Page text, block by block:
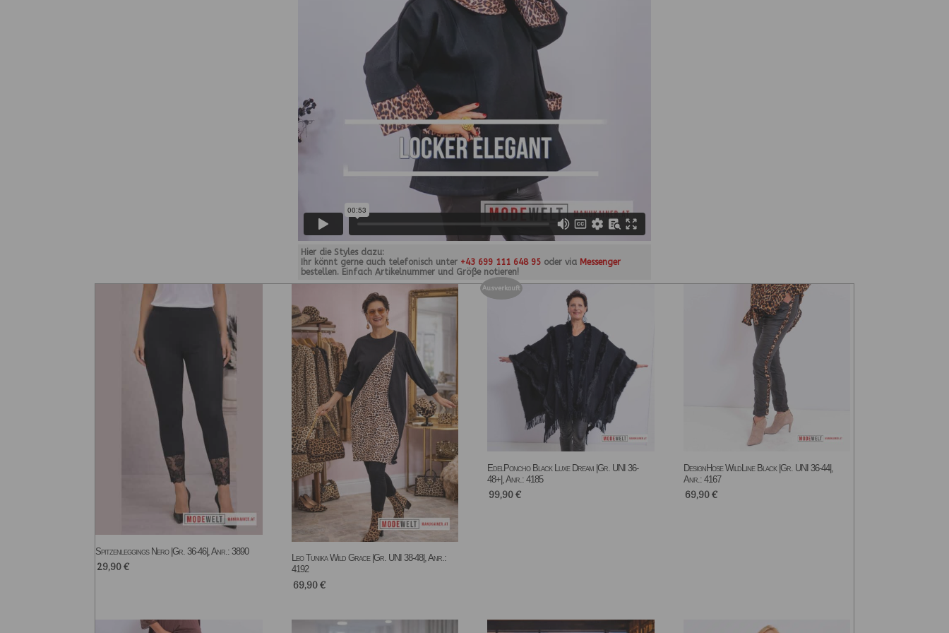
Hier die Styles dazu:
Ihr könnt gerne auch telefonisch unter +43 699 111 648 95 oder via Messenger
bestellen. Einfach Artikelnummer und Größe notieren!
Spitzenleggings Nero |Gr. 36-46|, Anr.: 3890
29,90€
Leo Tunika Wild Grace |Gr. UNI 38-48|, Anr.:
4192
69,90€
Ausverkauft
EdelPoncho Black Luxe Dream |Gr. UNI 36-
48+|, Anr.: 4185
99,90€
DesignHose WildLine Black |Gr. UNI 36-44|,
Anr.: 4167
69,90€